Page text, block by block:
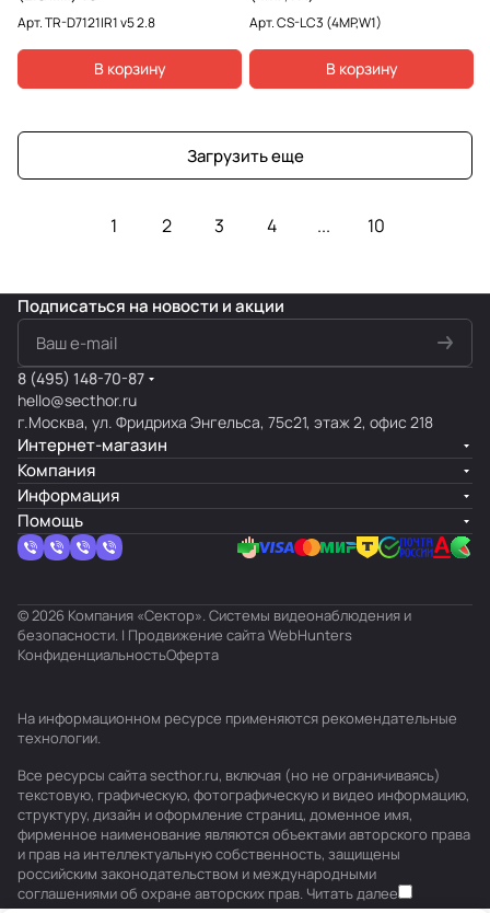
Арт.TR-D7121IR1 v5 2.8
В корзину
Арт.CS-LC3 (4MP,W1)
В корзину
Загрузить еще
1 2 3 4 ... 10
Подписаться на новости и акции
8 (495) 148-70-87
hello@secthor.ru
г.Москва, ул. Фридриха Энгельса, 75с21, этаж 2, офис 218
Интернет-магазин
Компания
Информация
Помощь
© 2026 Компания «Сектор». Системы видеонаблюдения и
безопасности. | Продвижение сайтаWebHunters
КонфиденциальностьОферта
На информационном ресурсе применяются рекомендательные
технологии.
Все ресурсы сайта secthor.ru, включая (но не ограничиваясь)
текстовую, графическую, фотографическую и видео информацию,
структуру, дизайн и оформление страниц, доменное имя,
фирменное наименование являются объектами авторского права
и прав на интеллектуальную собственность, защищены
российским законодательством и международными
соглашениями об охране авторских прав. Читать далее